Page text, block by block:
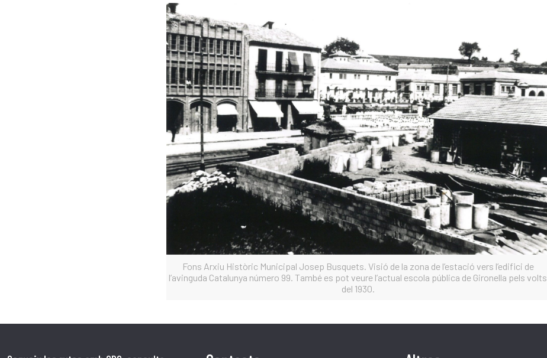
Fons Arxiu Històric Municipal Josep Busquets. Visió de la zona de l’estació vers l’edifici de
l’avinguda Catalunya número 99. També es pot veure l’actual escola pública de Gironella pels volts
del 1930.